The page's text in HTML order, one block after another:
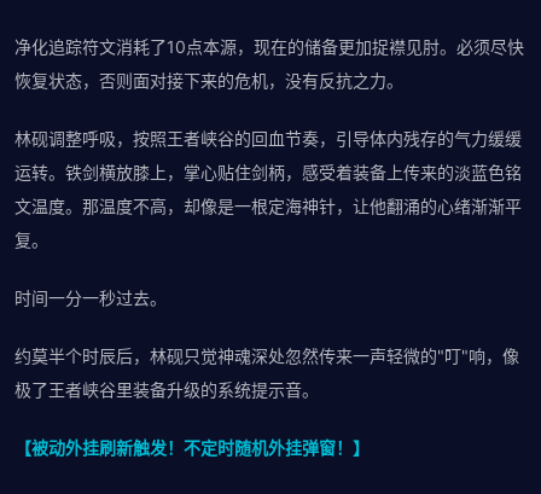
净化追踪符文消耗了10点本源，现在的储备更加捉襟见肘。必须尽快
恢复状态，否则面对接下来的危机，没有反抗之力。
林砚调整呼吸，按照王者峡谷的回血节奏，引导体内残存的气力缓缓
运转。铁剑横放膝上，掌心贴住剑柄，感受着装备上传来的淡蓝色铭
文温度。那温度不高，却像是一根定海神针，让他翻涌的心绪渐渐平
复。
时间一分一秒过去。
约莫半个时辰后，林砚只觉神魂深处忽然传来一声轻微的"叮"响，像
极了王者峡谷里装备升级的系统提示音。
【被动外挂刷新触发！不定时随机外挂弹窗！】